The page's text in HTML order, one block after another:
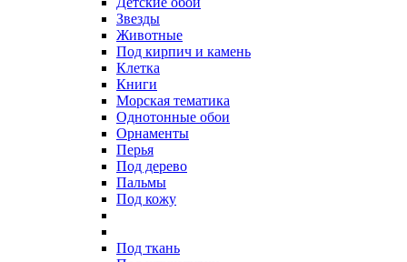
Звезды
Животные
Под кирпич и камень
Клетка
Книги
Морская тематика
Однотонные обои
Орнаменты
Перья
Под дерево
Пальмы
Под кожу
Под ткань